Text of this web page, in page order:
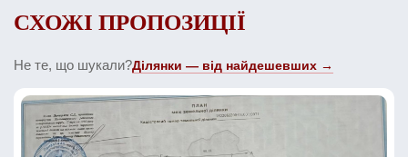
СХОЖІ ПРОПОЗИЦІЇ
Не те, що шукали?Ділянки — від найдешевших →